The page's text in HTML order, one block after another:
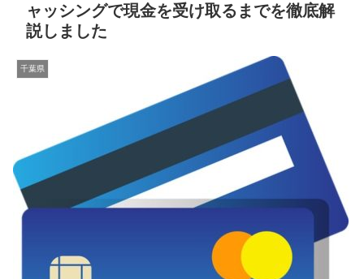
ャッシングで現金を受け取るまでを徹底解
説しました
千葉県